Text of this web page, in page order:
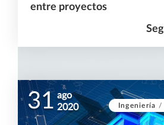
entre proyectos
Ingeniería /
31 ago
2020